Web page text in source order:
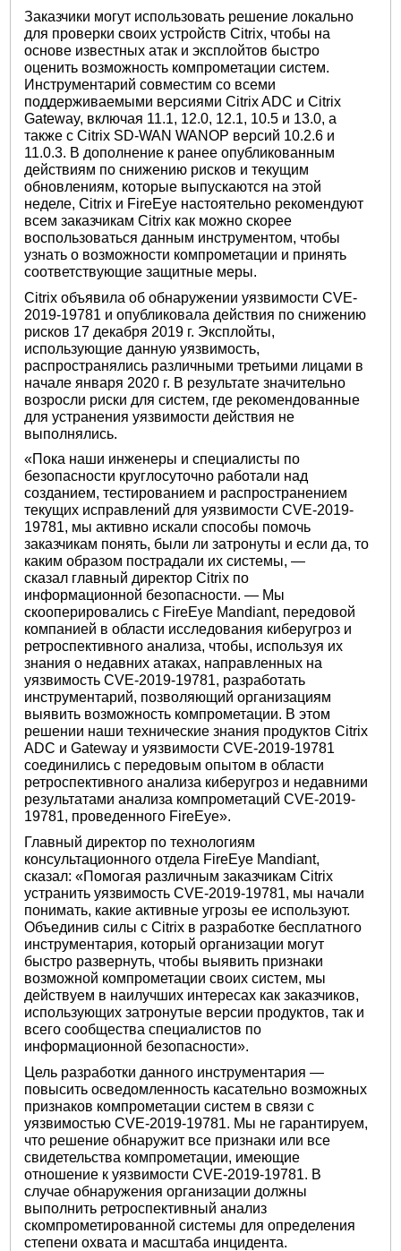
Заказчики могут использовать решение локально
для проверки своих устройств Citrix, чтобы на
основе известных атак и эксплойтов быстро
оценить возможность компрометации систем.
Инструментарий совместим со всеми
поддерживаемыми версиями Citrix ADC и Citrix
Gateway, включая 11.1, 12.0, 12.1, 10.5 и 13.0, а
также с Citrix SD-WAN WANOP версий 10.2.6 и
11.0.3. В дополнение к ранее опубликованным
действиям по снижению рисков и текущим
обновлениям, которые выпускаются на этой
неделе, Citrix и FireEye настоятельно рекомендуют
всем заказчикам Citrix как можно скорее
воспользоваться данным инструментом, чтобы
узнать о возможности компрометации и принять
соответствующие защитные меры.
Citrix объявила об обнаружении уязвимости CVE-
2019-19781 и опубликовала действия по снижению
рисков 17 декабря 2019 г. Эксплойты,
использующие данную уязвимость,
распространялись различными третьими лицами в
начале января 2020 г. В результате значительно
возросли риски для систем, где рекомендованные
для устранения уязвимости действия не
выполнялись.
«Пока наши инженеры и специалисты по
безопасности круглосуточно работали над
созданием, тестированием и распространением
текущих исправлений для уязвимости CVE-2019-
19781, мы активно искали способы помочь
заказчикам понять, были ли затронуты и если да, то
каким образом пострадали их системы, —
сказал главный директор Citrix по
информационной безопасности. — Мы
скооперировались с FireEye Mandiant, передовой
компанией в области исследования киберугроз и
ретроспективного анализа, чтобы, используя их
знания о недавних атаках, направленных на
уязвимость CVE-2019-19781, разработать
инструментарий, позволяющий организациям
выявить возможность компрометации. В этом
решении наши технические знания продуктов Citrix
ADC и Gateway и уязвимости CVE-2019-19781
соединились с передовым опытом в области
ретроспективного анализа киберугроз и недавними
результатами анализа компрометаций CVE-2019-
19781, проведенного FireEye».
Главный директор по технологиям
консультационного отдела FireEye Mandiant,
сказал: «Помогая различным заказчикам Citrix
устранить уязвимость CVE-2019-19781, мы начали
понимать, какие активные угрозы ее используют.
Объединив силы с Citrix в разработке бесплатного
инструментария, который организации могут
быстро развернуть, чтобы выявить признаки
возможной компрометации своих систем, мы
действуем в наилучших интересах как заказчиков,
использующих затронутые версии продуктов, так и
всего сообщества специалистов по
информационной безопасности».
Цель разработки данного инструментария —
повысить осведомленность касательно возможных
признаков компрометации систем в связи с
уязвимостью CVE-2019-19781. Мы не гарантируем,
что решение обнаружит все признаки или все
свидетельства компрометации, имеющие
отношение к уязвимости CVE-2019-19781. В
случае обнаружения организации должны
выполнить ретроспективный анализ
скомпрометированной системы для определения
степени охвата и масштаба инцидента.